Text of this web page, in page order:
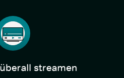
streamen